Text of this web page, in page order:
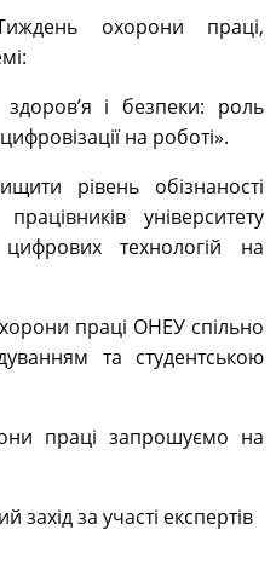
охорони праці,
і безпеки: роль
на роботі».
рівень обізнаності
університету
технологій на
праці ОНЕУ спільно
та студентською
праці запрошуємо на
захід за участі експертів